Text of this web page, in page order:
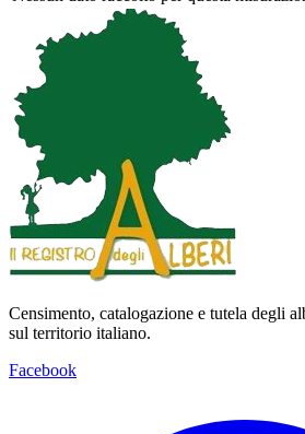
Censimento, catalogazione e tutela degli
sul territorio italiano.
Facebook